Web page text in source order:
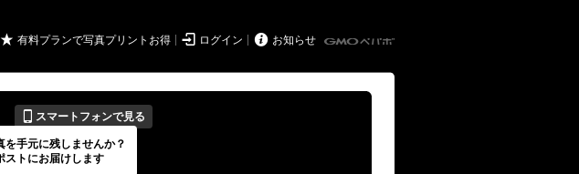
★ 有料プランで写真プリントお得  ログイン  お知らせ
📱 スマートフォンで見る
トの期間
---
を手元に残しませんか？
ストにお届けします